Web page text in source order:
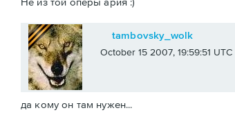
tambovsky_wolk
October 15 2007, 19:59:51 UTC
да кому он там нужен...